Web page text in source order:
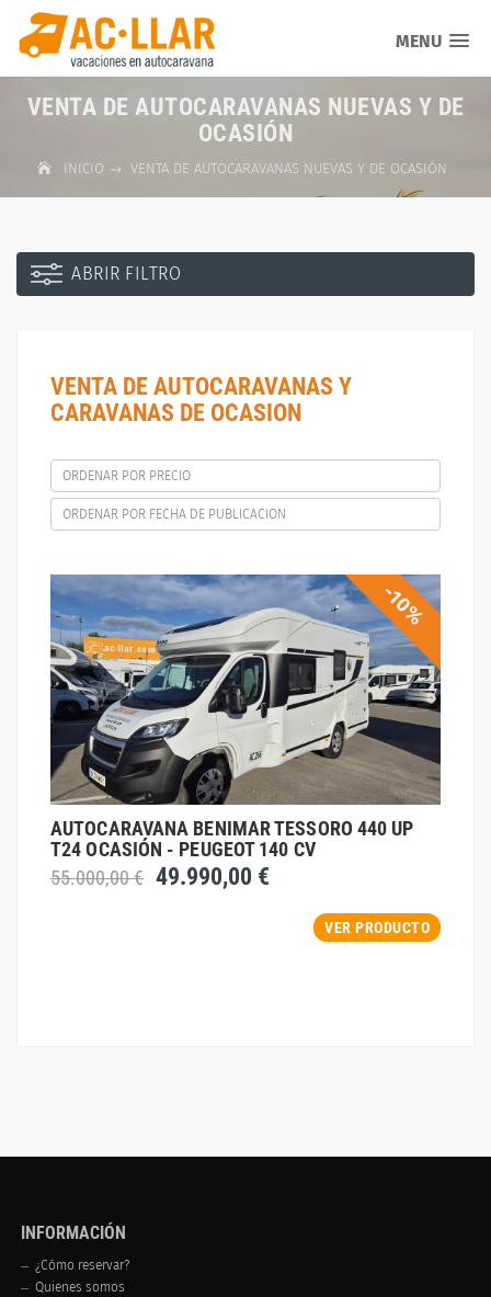
MENU
VENTA DE AUTOCARAVANAS NUEVAS Y DE
OCASIÓN
INICIO VENTA DE AUTOCARAVANAS NUEVAS Y DE OCASIÓN
ABRIR FILTRO
VENTA DE AUTOCARAVANAS Y
CARAVANAS DE OCASION
ORDENAR POR PRECIO
ORDENAR POR FECHA DE PUBLICACION
-10%
AUTOCARAVANA BENIMAR TESSORO 440 UP
T24 OCASIÓN - PEUGEOT 140 CV
55.000,00 € 49.990,00 €
VER PRODUCTO
INFORMACIÓN
¿Cómo reservar?
Quienes somos